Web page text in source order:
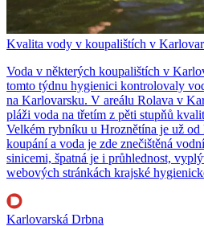
Kvalita vody v koupalištích v
Voda v některých koupalištích v
tomto týdnu hygienici kontrolovaly
na Karlovarsku. V areálu Rolava v
pláži voda na třetím z pěti stupňů
Velkém rybníku u Hroznětína je už od
koupání a voda je zde znečištěná
sinicemi, špatná je i průhlednost,
webových stránkách krajské
Karlovarská Drbna